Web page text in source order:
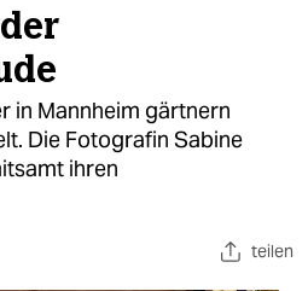
in Mannheim gärtnern
Die Fotografin Sabine
ihren
teilen